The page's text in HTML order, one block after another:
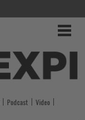
Podcast
Video